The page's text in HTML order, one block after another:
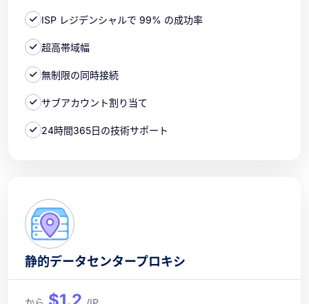
ISP レジデンシャルで 99% の成功率
超高帯域幅
無制限の同時接続
サブアカウント割り当て
24時間365日の技術サポート
静的データセンタープロキシ